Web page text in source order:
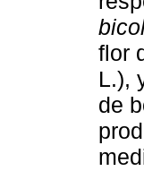
flor
L.),
de